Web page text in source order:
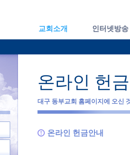
교회소개 인터넷방송
온라인 헌
대구 동부교회 홈페이지에 오신
온라인 헌금안내